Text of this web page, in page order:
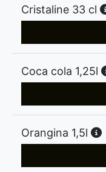
Cristaline 33 cl
Coca cola 1,25l
Orangina 1,5l